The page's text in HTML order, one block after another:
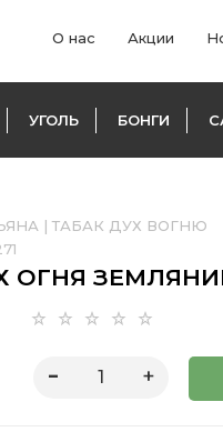
О нас Акции
УГОЛЬ БОНГИ
| ТАБАК ДУХ ВОГНЮ
ОГНЯ